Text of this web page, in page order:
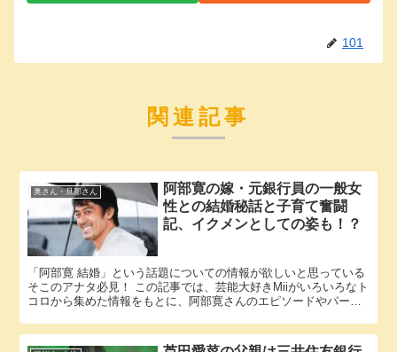
101
関連記事
奥さん・旦那さん
阿部寛の嫁・元銀行員の一般女
性との結婚秘話と子育て奮闘
記、イクメンとしての姿も！？
「阿部寛 結婚」という話題についての情報が欲しいと思っている
そこのアナタ必見！ この記事では、芸能大好きMiiがいろいろなト
コロから集めた情報をもとに、阿部寛さんのエピソードやパート